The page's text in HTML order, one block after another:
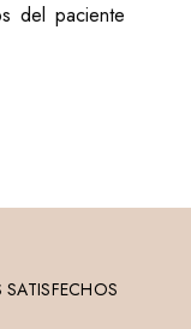
del paciente
SATISFECHOS